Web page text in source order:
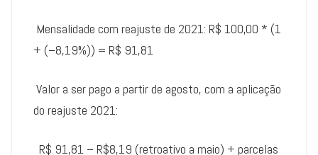
Mensalidade com reajuste de 2021: R$ 100,00 * (1
+ (–8,19%)) = R$ 91,81
Valor a ser pago a partir de agosto, com a aplicação
do reajuste 2021:
R$ 91,81 – R$8,19 (retroativo a maio) + parcelas